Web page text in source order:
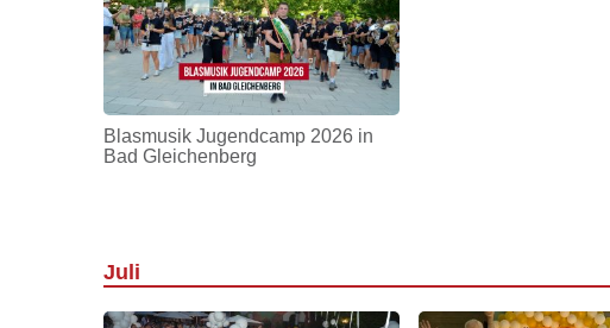
Blasmusik Jugendcamp 2026 in
Bad Gleichenberg
Juli